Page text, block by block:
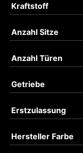
Kraftstoff
Anzahl Sitze
Anzahl Türen
Getriebe
Erstzulassung
Hersteller Farbe